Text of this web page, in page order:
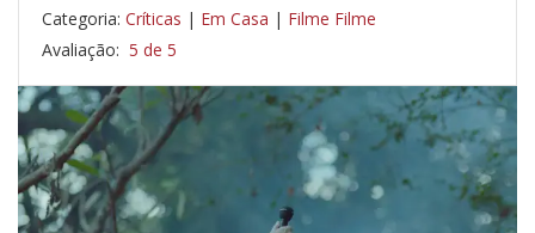
Categoria: Críticas | Em Casa | Filme Filme
Avaliação: 5 de 5